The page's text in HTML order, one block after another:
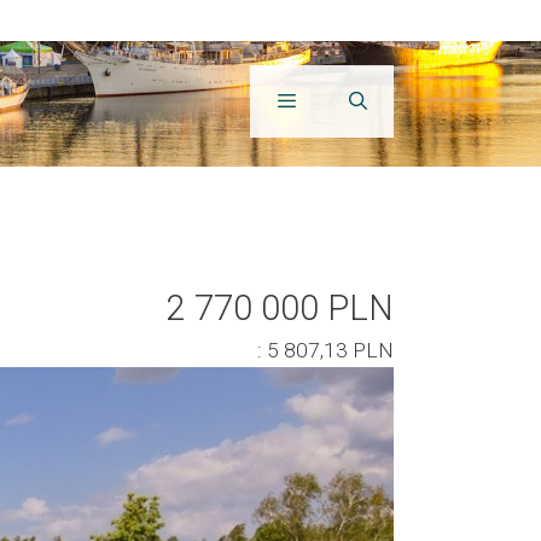
2 770 000 PLN
: 5 807,13 PLN